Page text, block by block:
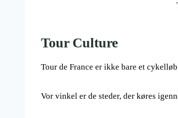
Tour Culture
Tour de France er ikke bare et
Vor vinkel er de steder, der køres